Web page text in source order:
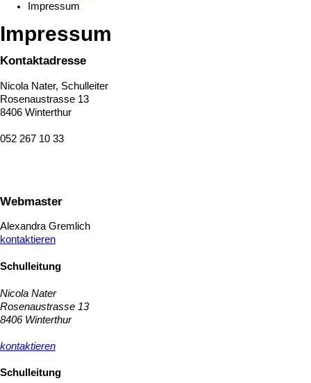
Impressum
Impressum
Kontaktadresse
Nicola Nater, Schulleiter
Rosenaustrasse 13
8406 Winterthur
052 267 10 33
Webmaster
Alexandra Gremlich
kontaktieren
Schulleitung
Nicola Nater
Rosenaustrasse 13
8406 Winterthur
kontaktieren
Schulleitung